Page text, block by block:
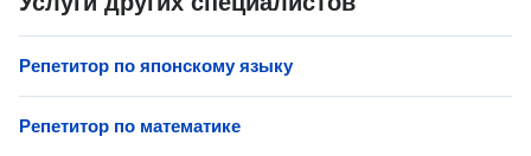
Репетитор по японскому языку
Репетитор по математике